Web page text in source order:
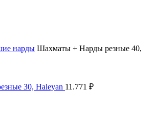
нарды Шахматы + Нарды резные 40,
30, Haleyan 11.771 ₽